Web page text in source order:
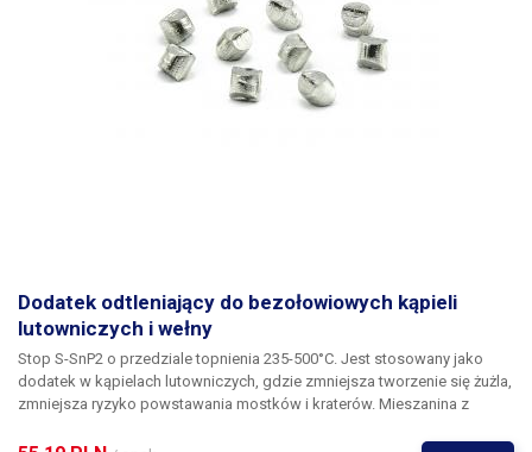
Dodatek odtleniający do bezołowiowych kąpieli
lutowniczych i wełny
Stop S-SnP2 o przedziale topnienia 235-500°C. Jest stosowany jako
dodatek w kąpielach lutowniczych, gdzie zmniejsza tworzenie się żużla,
zmniejsza ryzyko powstawania mostków i kraterów. Mieszanina z